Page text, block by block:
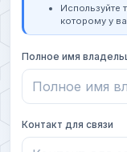
Используйте
которому у
Полное имя
Контакт для связи